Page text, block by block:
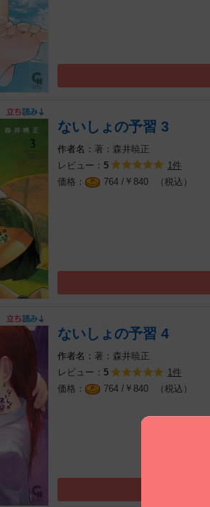
ないしょの予習 3
著：森井暁正
レビュー： 5
1件
764 / ￥ 840 （税込）
ないしょの予習 4
著：森井暁正
レビュー： 5
1件
764 / ￥ 840 （税込）